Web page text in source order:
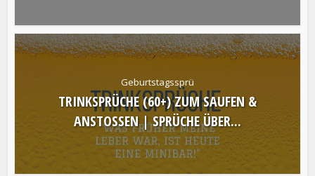
Geburtstagssprü
TRINKSPRÜCHE (60+) ZUM SAUFEN &
ANSTOSSEN | SPRÜCHE ÜBER...